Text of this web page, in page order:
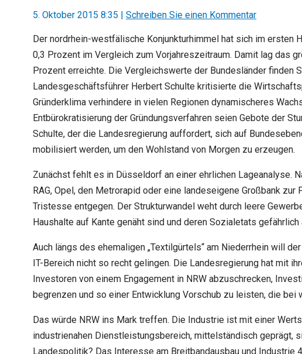
5. Oktober 2015 8:35 | Schreiben Sie einen Kommentar
Der nordrhein-westfälische Konjunkturhimmel hat sich im ersten
0,3 Prozent im Vergleich zum Vorjahreszeitraum. Damit lag das
Prozent erreichte. Die Vergleichswerte der Bundesländer finden
Landesgeschäftsführer Herbert Schulte kritisierte die
Gründerklima verhindere in vielen Regionen dynamischeres
Entbürokratisierung der Gründungsverfahren seien Gebote der
Schulte, der die Landesregierung auffordert, sich auf
mobilisiert werden, um den Wohlstand von Morgen zu erzeugen.
Zunächst fehlt es in Düsseldorf an einer ehrlichen Lageanalyse.
RAG, Opel, den Metrorapid oder eine landeseigene Großbank
Tristesse entgegen. Der Strukturwandel weht durch leere
Haushalte auf Kante genäht sind und deren Sozialetats gefährlich
Auch längs des ehemaligen „Textilgürtels“ am Niederrhein will
IT-Bereich nicht so recht gelingen. Die Landesregierung hat mit
Investoren von einem Engagement in NRW abzuschrecken,
begrenzen und so einer Entwicklung Vorschub zu leisten, die
Das würde NRW ins Mark treffen. Die Industrie ist mit einer
industrienahen Dienstleistungsbereich, mittelständisch geprägt,
Landespolitik? Das Interesse am Breitbandausbau und